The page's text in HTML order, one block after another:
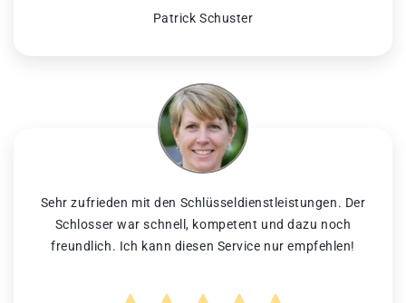
Patrick Schuster
Sehr zufrieden mit den Schlüsseldienstleistungen. Der
Schlosser war schnell, kompetent und dazu noch
freundlich. Ich kann diesen Service nur empfehlen!